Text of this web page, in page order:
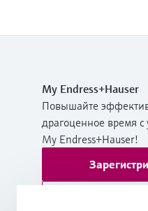
My Endress+Hauser
Повышайте
драгоценное время
My Endress+Hauser!